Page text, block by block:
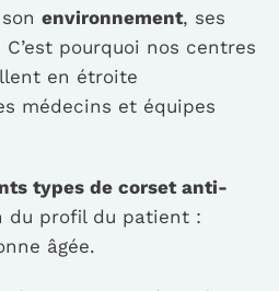
environnement, ses
C’est pourquoi nos centres
en étroite
médecins et équipes
types de corset anti-
profil du patient :
âgée.